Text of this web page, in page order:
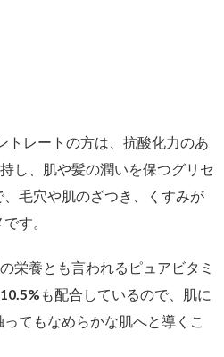
トレートの方は、抗酸化力のあ
し、肌や髪の潤いを保つグリセ
毛穴や肌のざつき、くすみが
す。
栄養とも言われるピュアビタミ
も配合しているので、肌に
てもなめらかな肌へと導くこ